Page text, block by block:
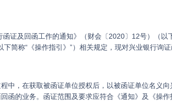
证及回函工作的通知》（财会〔2020〕12号）（以
简称“《操作指引》”）相关规定，现对兴业银行询
中，在获取被函证单位授权后，以被函证单位名义向
函的业务。函证范围及要求应符合《通知》及《操作